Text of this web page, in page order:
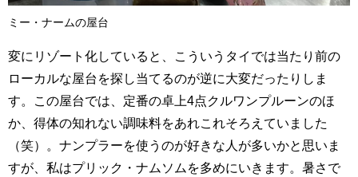
ミー・ナームの屋台
変にリゾート化していると、こういうタイでは当たり前の
ローカルな屋台を探し当てるのが逆に大変だったりしま
す。この屋台では、定番の卓上4点クルワンプルーンのほ
か、得体の知れない調味料をあれこれそろえていました
（笑）。ナンプラーを使うのが好きな人が多いかと思いま
すが、私はプリック・ナムソムを多めにいきます。暑さで